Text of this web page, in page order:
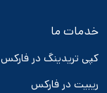
خدمات ما
کپی تریدینگ در فارکس
ریبیت در فارکس